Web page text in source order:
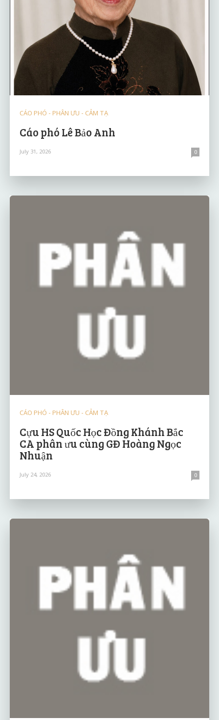
CÁO PHÓ - PHÂN ƯU - CẢM TẠ
Cáo phó Lê Bảo Anh
July 31, 2026 0
CÁO PHÓ - PHÂN ƯU - CẢM TẠ
Cựu HS Quốc Học Đồng Khánh Bắc
CA phân ưu cùng GĐ Hoàng Ngọc
Nhuận
July 24, 2026 0